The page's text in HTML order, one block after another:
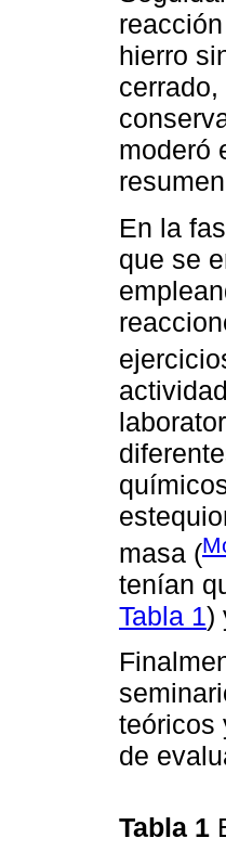
hierro
moderó
En la
que se
masa (
tenían
Tabla 1)
teóricos
de
Tabla 1